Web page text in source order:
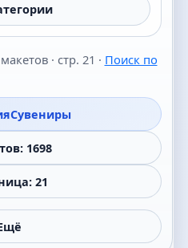
· стр. 21 · Поиск по
Сувениры
1698
21